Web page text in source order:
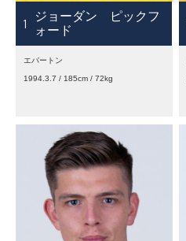
1
ジョーダン ピックフ
ォード
エバートン
1994.3.7 / 185cm / 72kg